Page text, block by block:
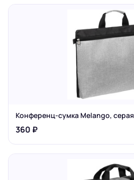
Конференц-сумка Melango, серая
360 ₽